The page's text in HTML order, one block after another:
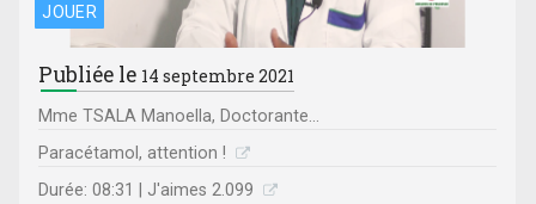
JOUER
Publiée le 14 septembre 2021
Mme TSALA Manoella, Doctorante...
Paracétamol, attention !
Durée: 08:31 | J'aimes 2.099